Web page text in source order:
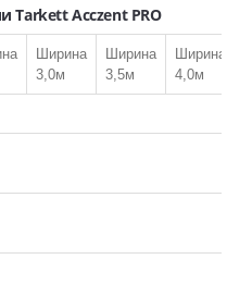
Tarkett Acczent PRO
Ширина
3,0м
Ширина
3,5м
Ширина
4,0м